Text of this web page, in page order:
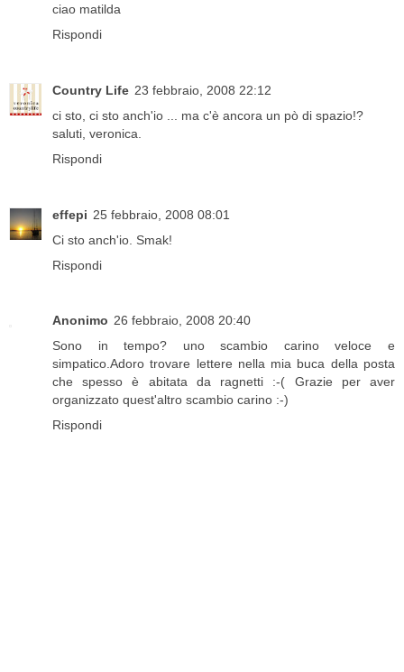
ciao matilda
Rispondi
Country Life 23 febbraio, 2008 22:12
ci sto, ci sto anch'io ... ma c'è ancora un pò di spazio!?
saluti, veronica.
Rispondi
effepi 25 febbraio, 2008 08:01
Ci sto anch'io. Smak!
Rispondi
Anonimo 26 febbraio, 2008 20:40
Sono in tempo? uno scambio carino veloce e
simpatico.Adoro trovare lettere nella mia buca della posta
che spesso è abitata da ragnetti :-( Grazie per aver
organizzato quest'altro scambio carino :-)
Rispondi